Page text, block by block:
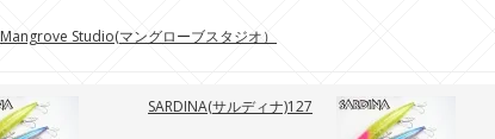
Mangrove Studio(マングローブスタジオ）
SARDINA(サルディナ)127